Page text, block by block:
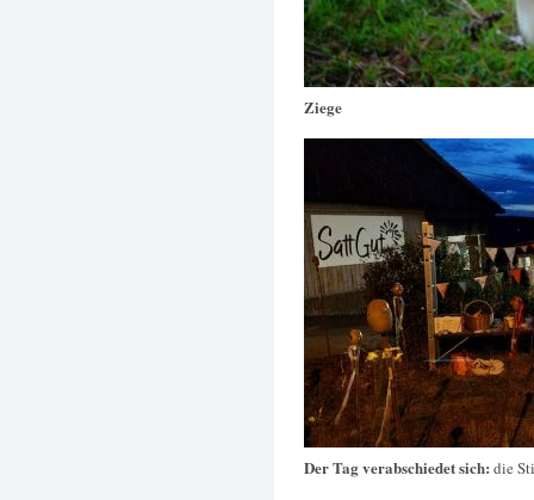
Ziege
Der Tag verabschiedet sich: die